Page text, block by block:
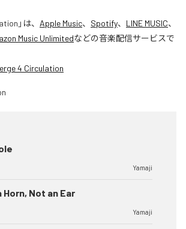
」は、 Apple Music、 Spotify、 LINE MUSIC、
Music Unlimitedなどの音楽配信サービスで
4 Circulation
Yamaji
Horn, Not an Ear
Yamaji